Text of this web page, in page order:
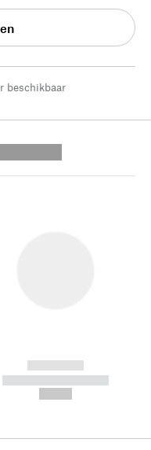
beschikbaar
------------
----------- -----------